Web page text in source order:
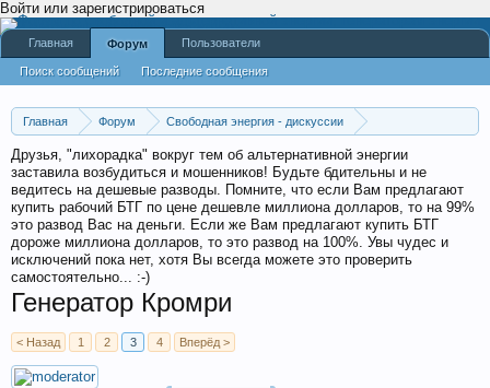
Войти или зарегистрироваться
Главная Форум
Свободная энергия - дискуссии
Авторские разделы
artspi (Артур)
Друзья, "лихорадка" вокруг тем об альтернативной энергии
заставила возбудиться и мошенников! Будьте бдительны и не
ведитесь на дешевые разводы. Помните, что если Вам предлагают
купить рабочий БТГ по цене дешевле миллиона долларов, то на 99%
это развод Вас на деньги. Если же Вам предлагают купить БТГ
дороже миллиона долларов, то это развод на 100%. Увы чудес и
исключений пока нет, хотя Вы всегда можете это проверить
самостоятельно... :-)
Генератор Кромри
< Назад 1 2 3 4 Вперёд >
Главная Форум
Поиск сообщений Последние сообщения
Пользователи